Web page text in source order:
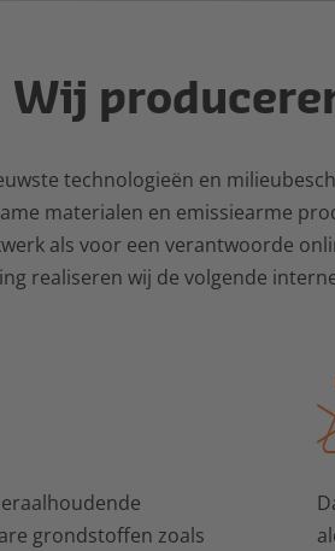
Wij
technologieën en
materialen en emissiearme
als voor een verantwoorde
realiseren wij de volgende
grondstoffen zoals